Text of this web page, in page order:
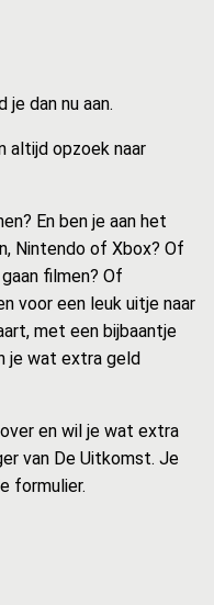
dan nu aan.
altijd opzoek naar
En ben je aan het
Nintendo of Xbox? Of
filmen? Of
voor een leuk uitje naar
met een bijbaantje
je wat extra geld
en wil je wat extra
van De Uitkomst. Je
formulier.